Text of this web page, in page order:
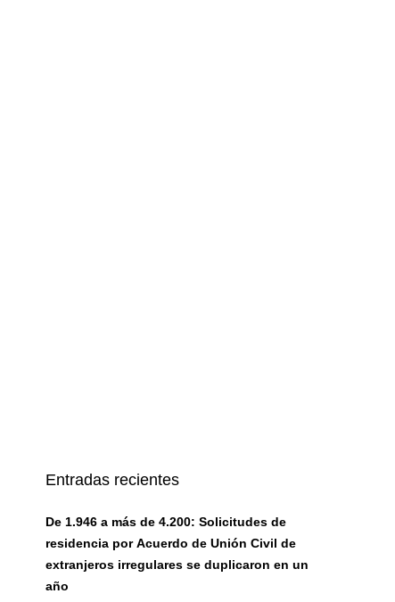
Entradas recientes
De 1.946 a más de 4.200: Solicitudes de
residencia por Acuerdo de Unión Civil de
extranjeros irregulares se duplicaron en un
año